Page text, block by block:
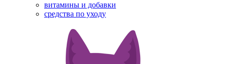
витамины и добавки
средства по уходу